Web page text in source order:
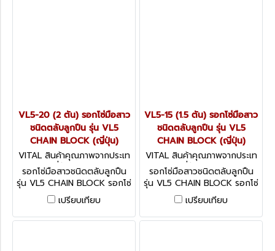
VL5-20 (2 ตัน) รอกโซ่มือสาว
ชนิดตลับลูกปืน รุ่น VL5
CHAIN BLOCK (ญี่ปุ่น)
VITAL สินค้าคุณภาพจากประเท
ศญี่ปุ่น VL5-20
รอกโซ่มือสาวชนิดตลับลูกปืน
รุ่น VL5 CHAIN BLOCK รอกโซ่
NEEDLE BEARING ชนิดตลับ
ลูกปืน รุ่น VL5 (จากญี่ปุ่น)
เปรียบเทียบ
VL5-15 (1.5 ตัน) รอกโซ่มือสาว
ชนิดตลับลูกปืน รุ่น VL5
CHAIN BLOCK (ญี่ปุ่น)
VITAL สินค้าคุณภาพจากประเท
ศญี่ปุ่น VL5-15
รอกโซ่มือสาวชนิดตลับลูกปืน
รุ่น VL5 CHAIN BLOCK รอกโซ่
NEEDLE BEARING ชนิดตลับ
ลูกปืน รุ่น VL5 (จากญี่ปุ่น)
เปรียบเทียบ